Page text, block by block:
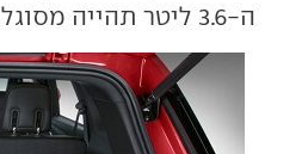
ה-3.6 ליטר תהייה מסוגלת לגרור עד 2041 ק"ג.